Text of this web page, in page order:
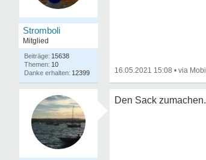
Stromboli
Mitglied
15638
10
12399
16.05.2021 15:08 •
Den Sack zumachen.